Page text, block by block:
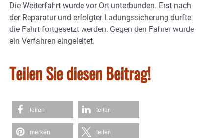
Die Weiterfahrt wurde vor Ort unterbunden. Erst nach
der Reparatur und erfolgter Ladungssicherung durfte
die Fahrt fortgesetzt werden. Gegen den Fahrer wurde
ein Verfahren eingeleitet.
Teilen Sie diesen Beitrag!
teilen teilen
merken teilen